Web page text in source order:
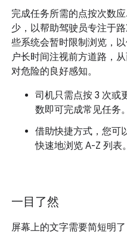
完成任务所需的点按次数
少，以帮助驾驶员专注于
些系统会暂时限制浏览，
户长时间注视前方道路，
对危险的良好感知。
司机只需点按 3 次或
数即可完成常见任务。
借助快捷方式，您可
快速地浏览 A-Z 列表。
一目了然
屏幕上的文字需要简短明